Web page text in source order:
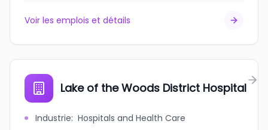
Voir les emplois et détails
Lake of the Woods District Hospital
Industrie: Hospitals and Health Care